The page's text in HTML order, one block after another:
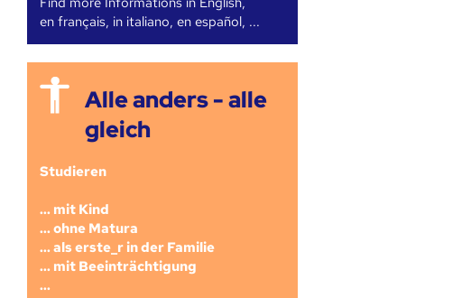
en français, in italiano, en español, ...
Alle anders - alle
gleich
Studieren
... mit Kind
... ohne Matura
... als erste_r in der Familie
... mit Beeinträchtigung
...